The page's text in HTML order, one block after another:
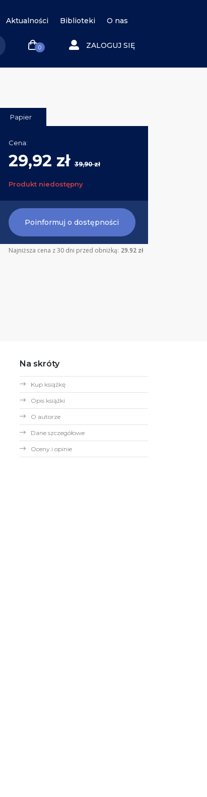
Aktualności Biblioteki O nas
0 ZALOGUJ SIĘ
Papier
Cena:
29,92 zł39,90 zł
Produkt niedostępny
Poinformuj o dostępności
Najniższa cena z 30 dni przed obniżką: 29.92 zł
Na skróty
Kup książkę
Opis książki
O autorze
Dane szczegółowe
Oceny i opinie